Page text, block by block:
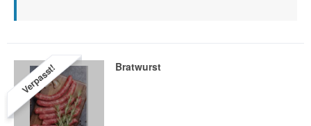
Verpasst! Bratwurst